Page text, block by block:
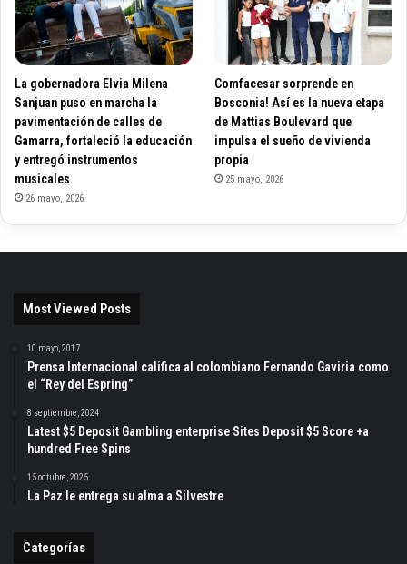
La gobernadora Elvia Milena
Sanjuan puso en marcha la
pavimentación de calles de
Gamarra, fortaleció la educación
y entregó instrumentos
musicales
26 mayo, 2026
Comfacesar sorprende en
Bosconia! Así es la nueva etapa
de Mattias Boulevard que
impulsa el sueño de vivienda
propia
25 mayo, 2026
Most Viewed Posts
10 mayo, 2017
Prensa Internacional califica al colombiano Fernando Gaviria como
el “Rey del Espring”
8 septiembre, 2024
Latest $5 Deposit Gambling enterprise Sites Deposit $5 Score +a
hundred Free Spins
15 octubre, 2025
La Paz le entrega su alma a Silvestre
Categorías